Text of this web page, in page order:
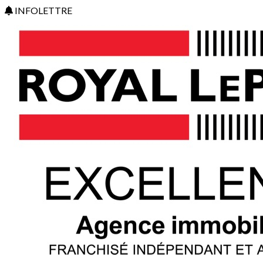
INFOLETTRE